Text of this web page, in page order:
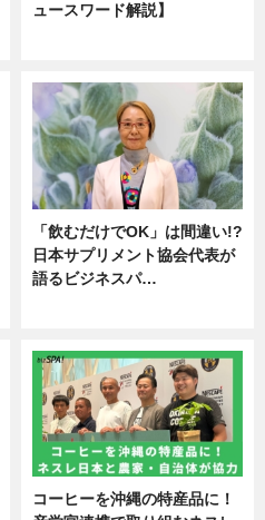
ュースワード解説】
「飲むだけでOK」は間違い!?
日本サプリメント協会代表が
語るビジネスパ…
コーヒーを沖縄の特産品に！